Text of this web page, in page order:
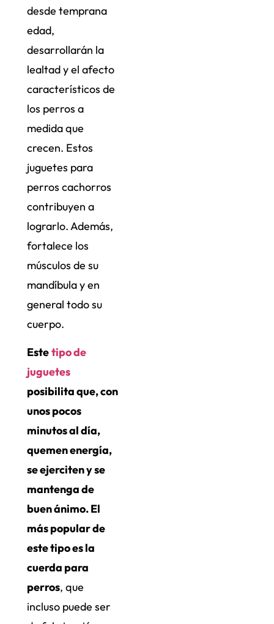
desde temprana
edad,
desarrollarán la
lealtad y el afecto
característicos de
los perros a
medida que
crecen. Estos
juguetes para
perros cachorros
contribuyen a
lograrlo. Además,
fortalece los
músculos de su
mandíbula y en
general todo su
cuerpo.
Estetipo de
juguetes
posibilita que, con
unos pocos
minutos al día,
quemen energía,
se ejerciten y se
mantenga de
buen ánimo. El
más popular de
este tipo es la
cuerda para
perros, que
incluso puede ser